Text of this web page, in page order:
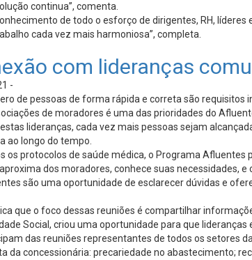
continua”, comenta.
de todo o esforço de dirigentes, RH,
cada vez mais harmoniosa”, completa.
com lideranças
-
de pessoas de forma rápida e correta são
de moradores é uma das prioridades do
lideranças, cada vez mais pessoas sejam
ao longo do tempo.
protocolos de saúde médica, o Programa
dos moradores, conhece suas necessidades,
são uma oportunidade de esclarecer dúvidas e
que o foco dessas reuniões é compartilhar
Social, criou uma oportunidade para que
das reuniões representantes de todos os setores
da concessionária: precariedade no abastecimento;